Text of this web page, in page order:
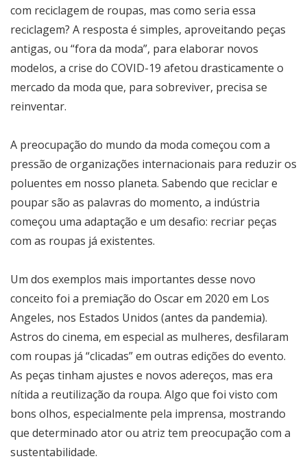
com reciclagem de roupas, mas como seria essa
reciclagem? A resposta é simples, aproveitando peças
antigas, ou “fora da moda”, para elaborar novos
modelos, a crise do COVID-19 afetou drasticamente o
mercado da moda que, para sobreviver, precisa se
reinventar.
A preocupação do mundo da moda começou com a
pressão de organizações internacionais para reduzir os
poluentes em nosso planeta. Sabendo que reciclar e
poupar são as palavras do momento, a indústria
começou uma adaptação e um desafio: recriar peças
com as roupas já existentes.
Um dos exemplos mais importantes desse novo
conceito foi a premiação do Oscar em 2020 em Los
Angeles, nos Estados Unidos (antes da pandemia).
Astros do cinema, em especial as mulheres, desfilaram
com roupas já “clicadas” em outras edições do evento.
As peças tinham ajustes e novos adereços, mas era
nítida a reutilização da roupa. Algo que foi visto com
bons olhos, especialmente pela imprensa, mostrando
que determinado ator ou atriz tem preocupação com a
sustentabilidade.